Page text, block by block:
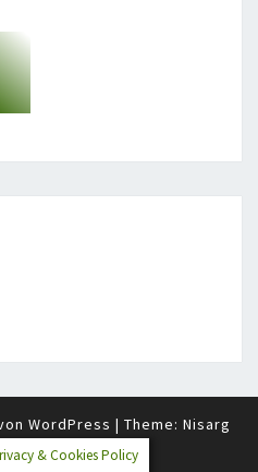
WordPress | Theme: Nisarg
& Cookies Policy